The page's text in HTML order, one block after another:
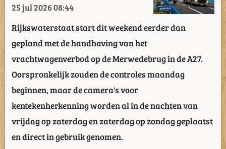
25 jul 202608:44
Rijkswaterstaat start dit weekend eerder dan
gepland met de handhaving van het
vrachtwagenverbod op de Merwedebrug in de A27.
Oorspronkelijk zouden de controles maandag
beginnen, maar de camera's voor
kentekenherkenning worden al in de nachten van
vrijdag op zaterdag en zaterdag op zondag geplaatst
en direct in gebruik genomen.